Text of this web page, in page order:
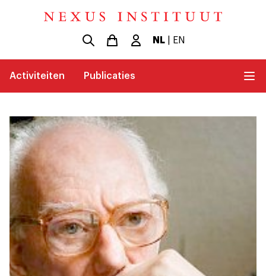
NL| EN
Activiteiten Publicaties